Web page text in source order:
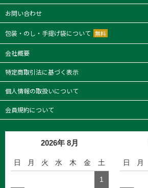
お問い合わせ
包装・のし・手提げ袋について 無料
会社概要
特定商取引法に基づく表示
個人情報の取扱いについて
会員規約について
2026年 8月
日 月 火 水 木 金 土
1
日 月